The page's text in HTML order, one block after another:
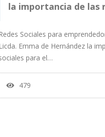
la importancia de las
Sociales para
Emma de Hernández la
para el…
479